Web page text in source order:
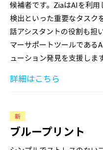
候補者です。ZiaはAIを利
検出といった重要なタスク
話アシスタントの役割も担
マーサポートツールである
ューション発見を支援します
詳細はこちら
ブループリント
新